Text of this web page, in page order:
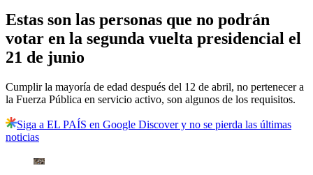
Estas son las personas que no podrán
votar en la segunda vuelta presidencial el
21 de junio
Cumplir la mayoría de edad después del 12 de abril, no pertenecer a
la Fuerza Pública en servicio activo, son algunos de los requisitos.
Siga a EL PAÍS en Google Discover y no se pierda las últimas
noticias